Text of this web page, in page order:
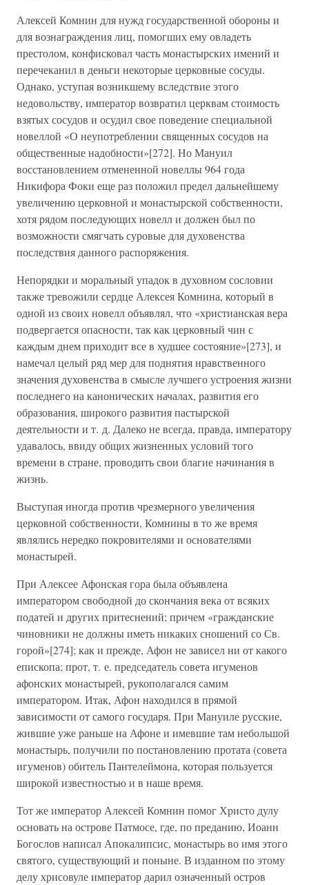
Алексей Комнин для нужд государственной обороны и
для вознаграждения лиц, помогших ему овладеть
престолом, конфисковал часть монастырских имений и
перечеканил в деньги некоторые церковные сосуды.
Однако, уступая возникшему вследствие этого
недовольству, император возвратил церквам стоимость
взятых сосудов и осудил свое поведение специальной
новеллой «О неупотреблении священных сосудов на
общественные надобности»[272]. Но Мануил
восстановлением отмененной новеллы 964 года
Никифора Фоки еще раз положил предел дальнейшему
увеличению церковной и монастырской собственности,
хотя рядом последующих новелл и должен был по
возможности смягчать суровые для духовенства
последствия данного распоряжения.
Непорядки и моральный упадок в духовном сословии
также тревожили сердце Алексея Комнина, который в
одной из своих новелл объявлял, что «христианская вера
подвергается опасности, так как церковный чин с
каждым днем приходит все в худшее состояние»[273], и
намечал целый ряд мер для поднятия нравственного
значения духовенства в смысле лучшего устроения жизни
последнего на канонических началах, развития его
образования, широкого развития пастырской
деятельности и т. д. Далеко не всегда, правда, императору
удавалось, ввиду общих жизненных условий того
времени в стране, проводить свои благие начинания в
жизнь.
Выступая иногда против чрезмерного увеличения
церковной собственности, Комнины в то же время
являлись нередко покровителями и основателями
монастырей.
При Алексее Афонская гора была объявлена
императором свободной до скончания века от всяких
податей и других притеснений; причем «гражданские
чиновники не должны иметь никаких сношений со Св.
горой»[274]; как и прежде, Афон не зависел ни от какого
епископа; прот, т. е. председатель совета игуменов
афонских монастырей, рукополагался самим
императором. Итак, Афон находился в прямой
зависимости от самого государя. При Мануиле русские,
жившие уже раньше на Афоне и имевшие там небольшой
монастырь, получили по постановлению протата (совета
игуменов) обитель Пантелеймона, которая пользуется
широкой известностью и в наше время.
Тот же император Алексей Комнин помог Христо дулу
основать на острове Патмосе, где, по преданию, Иоанн
Богослов написал Апокалипсис, монастырь во имя этого
святого, существующий и поныне. В изданном по этому
делу хрисовуле император дарил означенный остров